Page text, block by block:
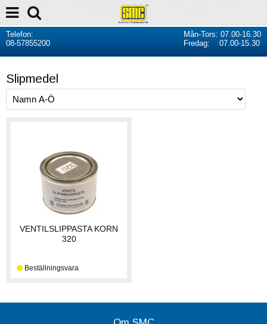
Telefon:
08-57855200
Mån-Tors: 07.00-16.30
Fredag: 07.00-15.30
Slipmedel
VENTILSLIPPASTA KORN
320